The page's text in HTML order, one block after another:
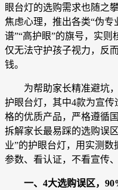
眼台灯的选购需求也随之
焦虑心理，推出各类“伪专
谱”“高护眼”的旗号，实
仅无法守护孩子视力，反
钱。
为帮助家长精准避坑，
护眼台灯，其中4款为宣传
格的优质产品，严格遵循
拆解家长最易踩的选购误
业”的护眼台灯，用实测
参数、看认证，不看宣传
一、 4大选购误区，